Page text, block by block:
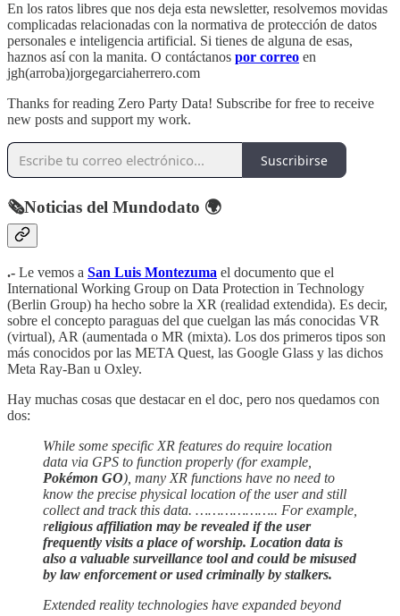
En los ratos libres que nos deja esta newsletter, resolvemos movidas
complicadas relacionadas con la normativa de protección de datos
personales e inteligencia artificial. Si tienes de alguna de esas,
haznos así con la manita. O contáctanos por correo en
jgh(arroba)jorgegarciaherrero.com
Thanks for reading Zero Party Data! Subscribe for free to receive
new posts and support my work.
Suscribirse
🗞️Noticias del Mundodato 🌍
.- Le vemos a San Luis Montezuma el documento que el
International Working Group on Data Protection in Technology
(Berlin Group) ha hecho sobre la XR (realidad extendida). Es decir,
sobre el concepto paraguas del que cuelgan las más conocidas VR
(virtual), AR (aumentada o MR (mixta). Los dos primeros tipos son
más conocidos por las META Quest, las Google Glass y las dichos
Meta Ray-Ban u Oxley.
Hay muchas cosas que destacar en el doc, pero nos quedamos con
dos:
While some specific XR features do require location
data via GPS to function properly (for example,
Pokémon GO), many XR functions have no need to
know the precise physical location of the user and still
collect and track this data. ……………….. For example,
religious affiliation may be revealed if the user
frequently visits a place of worship. Location data is
also a valuable surveillance tool and could be misused
by law enforcement or used criminally by stalkers.
Extended reality technologies have expanded beyond